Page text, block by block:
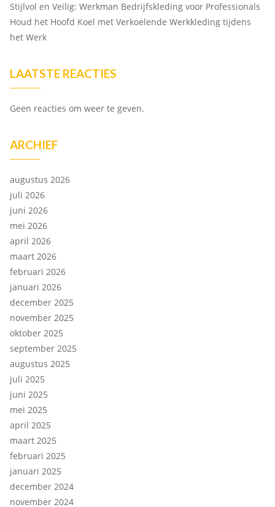
Stijlvol en Veilig: Werkman Bedrijfskleding voor Professionals
Houd het Hoofd Koel met Verkoelende Werkkleding tijdens
het Werk
LAATSTE REACTIES
Geen reacties om weer te geven.
ARCHIEF
augustus 2026
juli 2026
juni 2026
mei 2026
april 2026
maart 2026
februari 2026
januari 2026
december 2025
november 2025
oktober 2025
september 2025
augustus 2025
juli 2025
juni 2025
mei 2025
april 2025
maart 2025
februari 2025
januari 2025
december 2024
november 2024